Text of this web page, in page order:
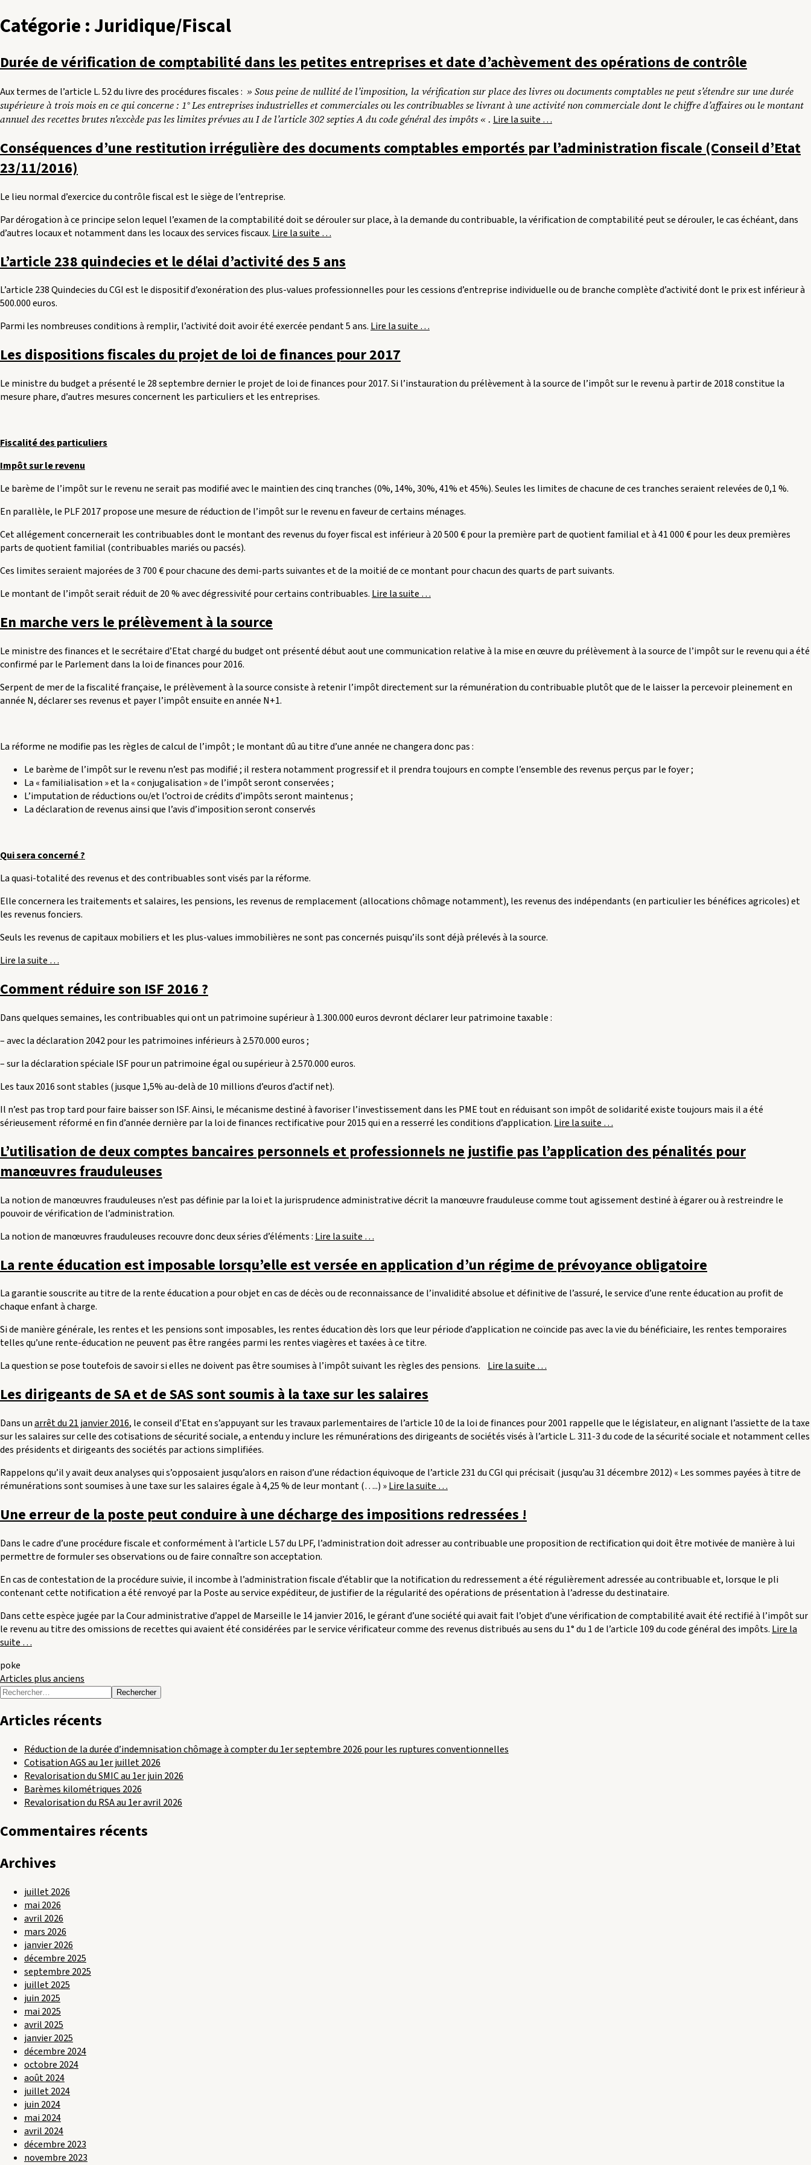
Catégorie :Juridique/Fiscal
Durée de vérification de comptabilité dans les petites entreprises et date d’achèvement des opérations de contrôle
Aux termes de l’article L. 52 du livre des procédures fiscales : » Sous peine de nullité de l’imposition, la vérification sur place des livres ou documents comptables ne peut s’étendre sur une durée
supérieure à trois mois en ce qui concerne : 1° Les entreprises industrielles et commerciales ou les contribuables se livrant à une activité non commerciale dont le chiffre d’affaires ou le montant
annuel des recettes brutes n’excède pas les limites prévues au I de l’article 302 septies A du code général des impôts « . Lire la suite « Durée
vérification
de
entreprises
opérations
…
Conséquences d’une restitution irrégulière des documents comptables emportés par l’administration fiscale (Conseil d’Etat
23/11/2016)
Le lieu normal d’exercice du contrôle fiscal est le siège de l’entreprise.
Par dérogation à ce principe selon lequel l’examen de la comptabilité doit se dérouler sur place, à la demande du contribuable, la vérification de comptabilité peut se dérouler, le cas échéant, dans
d’autres locaux et notamment dans les locaux des services fiscaux. Lire la suite « Conséquences
restitution
irrégulière
des
emportés
l’administration
fiscale
(Conseil
…
L’article 238 quindecies et le délai d’activité des 5 ans
L’article 238 Quindecies du CGI est le dispositif d’exonération des plus-values professionnelles pour les cessions d’entreprise individuelle ou de branche complète d’activité dont le prix est inférieur à
500.000 euros.
Parmi les nombreuses conditions à remplir, l’activité doit avoir été exercée pendant 5 ans.Lire la suite« L’article
le
…
Les dispositions fiscales du projet de loi de finances pour 2017
Le ministre du budget a présenté le 28 septembre dernier le projet de loi de finances pour 2017. Si l’instauration du prélèvement à la source de l’impôt sur le revenu à partir de 2018 constitue la
mesure phare, d’autres mesures concernent les particuliers et les entreprises.
Fiscalité des particuliers
Impôt sur le revenu
Le barème de l’impôt sur le revenu ne serait pas modifié avec le maintien des cinq tranches (0%, 14%, 30%, 41% et 45%). Seules les limites de chacune de ces tranches seraient relevées de 0,1 %.
En parallèle, le PLF 2017 propose une mesure de réduction de l’impôt sur le revenu en faveur de certains ménages.
Cet allégement concernerait les contribuables dont le montant des revenus du foyer fiscal est inférieur à 20 500 € pour la première part de quotient familial et à 41 000 € pour les deux premières
parts de quotient familial (contribuables mariés ou pacsés).
Ces limites seraient majorées de 3 700 € pour chacune des demi-parts suivantes et de la moitié de ce montant pour chacun des quarts de part suivants.
Le montant de l’impôt serait réduit de 20 % avec dégressivité pour certains contribuables. Lire la suite « Les
projet
de
…
En marche vers le prélèvement à la source
Le ministre des finances et le secrétaire d’Etat chargé du budget ont présenté début aout une communication relative à la mise en œuvre du prélèvement à la source de l’impôt sur le revenu qui a été
confirmé par le Parlement dans la loi de finances pour 2016.
Serpent de mer de la fiscalité française, le prélèvement à la source consiste à retenir l’impôt directement sur la rémunération du contribuable plutôt que de le laisser la percevoir pleinement en
année N, déclarer ses revenus et payer l’impôt ensuite en année N+1.
La réforme ne modifie pas les règles de calcul de l’impôt ; le montant dû au titre d’une année ne changera donc pas :
Le barème de l’impôt sur le revenu n’est pas modifié ; il restera notamment progressif et il prendra toujours en compte l’ensemble des revenus perçus par le foyer ;
La « familialisation » et la « conjugalisation » de l’impôt seront conservées ;
L’imputation de réductions ou/et l’octroi de crédits d’impôts seront maintenus ;
La déclaration de revenus ainsi que l’avis d’imposition seront conservés
Qui sera concerné ?
La quasi-totalité des revenus et des contribuables sont visés par la réforme.
Elle concernera les traitements et salaires, les pensions, les revenus de remplacement (allocations chômage notamment), les revenus des indépendants (en particulier les bénéfices agricoles) et
les revenus fonciers.
Seuls les revenus de capitaux mobiliers et les plus-values immobilières ne sont pas concernés puisqu’ils sont déjà prélevés à la source.
Lire la suite « En
vers
le
prélèvement
la
…
Comment réduire son ISF 2016 ?
Dans quelques semaines, les contribuables qui ont un patrimoine supérieur à 1.300.000 euros devront déclarer leur patrimoine taxable :
– avec la déclaration 2042 pour les patrimoines inférieurs à 2.570.000 euros ;
– sur la déclaration spéciale ISF pour un patrimoine égal ou supérieur à 2.570.000 euros.
Les taux 2016 sont stables (jusque 1,5% au-delà de 10 millions d’euros d’actif net).
Il n’est pas trop tard pour faire baisser son ISF. Ainsi, le mécanisme destiné à favoriser l’investissement dans les PME tout en réduisant son impôt de solidarité existe toujours mais il a été
sérieusement réformé en fin d’année dernière par la loi de finances rectificative pour 2015 qui en a resserré les conditions d’application. Lire la suite « Comment
son
ISF
…
L’utilisation de deux comptes bancaires personnels et professionnels ne justifie pas l’application des pénalités pour
manœuvres frauduleuses
La notion de manœuvres frauduleuses n’est pas définie par la loi et la jurisprudence administrative décrit la manœuvre frauduleuse comme tout agissement destiné à égarer ou à restreindre le
pouvoir de vérification de l’administration.
La notion de manœuvres frauduleuses recouvre donc deux séries d’éléments : Lire la suite « L’utilisation
deux
comptes
bancaires
professionnels
ne
pas
des
pour
manœuvres
…
La rente éducation est imposable lorsqu’elle est versée en application d’un régime de prévoyance obligatoire
La garantie souscrite au titre de la rente éducation a pour objet en cas de décès ou de reconnaissance de l’invalidité absolue et définitive de l’assuré, le service d’une rente éducation au profit de
chaque enfant à charge.
Si de manière générale, les rentes et les pensions sont imposables, les rentes éducation dès lors que leur période d’application ne coïncide pas avec la vie du bénéficiaire, les rentes temporaires
telles qu’une rente-éducation ne peuvent pas être rangées parmi les rentes viagères et taxées à ce titre.
La question se pose toutefois de savoir si elles ne doivent pas être soumises à l’impôt suivant les règles des pensions. Lire la suite« La
imposable
lorsqu’elle
en
prévoyance
obligatoire »
…
Les dirigeants de SA et de SAS sont soumis à la taxe sur les salaires
Dans unarrêt du 21 janvier 2016, le conseil d’Etat en s’appuyant sur les travaux parlementaires de l’article 10 de la loi de finances pour 2001 rappelle que le législateur, en alignant l’assiette de la taxe
sur les salaires sur celle des cotisations de sécurité sociale, a entendu y inclure les rémunérations des dirigeants de sociétés visés à l’article L. 311-3 du code de la sécurité sociale et notamment celles
des présidents et dirigeants des sociétés par actions simplifiées.
Rappelons qu’il y avait deux analyses qui s’opposaient jusqu’alors en raison d’une rédaction équivoque de l’article 231 du CGI qui précisait (jusqu’au 31 décembre 2012) « Les sommes payées à titre de
rémunérations sont soumises à une taxe sur les salaires égale à 4,25 % de leur montant (…..) »Lire la suite « Les
de
SA
et
sont
soumis
la
taxe
…
Une erreur de la poste peut conduire à une décharge des impositions redressées !
Dans le cadre d’une procédure fiscale et conformément à l’article L 57 du LPF, l’administration doit adresser au contribuable une proposition de rectification qui doit être motivée de manière à lui
permettre de formuler ses observations ou de faire connaître son acceptation.
En cas de contestation de la procédure suivie, il incombe à l’administration fiscale d’établir que la notification du redressement a été régulièrement adressée au contribuable et, lorsque le pli
contenant cette notification a été renvoyé par la Poste au service expéditeur, de justifier de la régularité des opérations de présentation à l’adresse du destinataire.
Dans cette espèce jugée par la Cour administrative d’appel de Marseille le 14 janvier 2016, le gérant d’une société qui avait fait l’objet d’une vérification de comptabilité avait été rectifié à l’impôt sur
le revenu au titre des omissions de recettes qui avaient été considérées par le service vérificateur comme des revenus distribués au sens du 1° du 1 de l’article 109 du code général des impôts. Lire la
suite « Une
la
poste
conduire
une
décharge
des
impositions
redressées
…
poke
Navigation
des
articles
Articles plus anciens
Rechercher :
Articles récents
Réduction de la durée d’indemnisation chômage à compter du 1er septembre 2026 pour les ruptures conventionnelles
Cotisation AGS au 1er juillet 2026
Revalorisation du SMIC au 1er juin 2026
Barèmes kilométriques 2026
Revalorisation du RSA au 1er avril 2026
Commentaires récents
Archives
juillet 2026
mai 2026
avril 2026
mars 2026
janvier 2026
décembre 2025
septembre 2025
juillet 2025
juin 2025
mai 2025
avril 2025
janvier 2025
décembre 2024
octobre 2024
août 2024
juillet 2024
juin 2024
mai 2024
avril 2024
décembre 2023
novembre 2023